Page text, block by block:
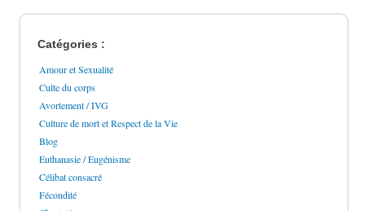
Catégories :
Amour et Sexualité
Culte du corps
Avortement / IVG
Culture de mort et Respect de la Vie
Blog
Euthanasie / Eugénisme
Célibat consacré
Fécondité